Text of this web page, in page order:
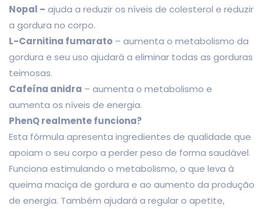
Nopal – ajuda a reduzir os níveis de colesterol e reduzir
a gordura no corpo.
L-Carnitina fumarato – aumenta o metabolismo da
gordura e seu uso ajudará a eliminar todas as gorduras
teimosas.
Cafeína anidra – aumenta o metabolismo e
aumenta os níveis de energia.
PhenQ realmente funciona?
Esta fórmula apresenta ingredientes de qualidade que
apoiam o seu corpo a perder peso de forma saudável.
Funciona estimulando o metabolismo, o que leva à
queima maciça de gordura e ao aumento da produção
de energia. Também ajudará a regular o apetite,